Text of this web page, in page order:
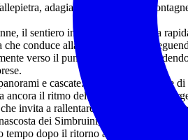
adagiata in basso tra le
il sentiero inizia a perdere quota
che conduce alla strada asfaltata.
verso il punto di partenza,
e cascate: regala la sensazione di
ancora il ritmo del paesaggio e ogni
invita a rallentare, ad ascoltare il
dei Simbruini, una bellezza
tempo dopo il ritorno a valle.